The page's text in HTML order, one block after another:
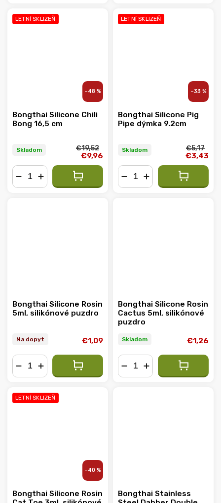
LETNÍ SKLIZEŇ
–48 %
Bongthai Silicone Chili
Bong 16,5 cm
Skladom €19,52
€9,96
LETNÍ SKLIZEŇ
–33 %
Bongthai Silicone Pig
Pipe dýmka 9.2cm
Skladom €5,17
€3,43
Bongthai Silicone Rosin
5ml, silikónové puzdro
Na dopyt €1,09
Bongthai Silicone Rosin
Cactus 5ml, silikónové
puzdro
Skladom €1,26
LETNÍ SKLIZEŇ
–40 %
Bongthai Silicone Rosin
Bongthai Stainless